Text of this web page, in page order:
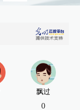
飘过
0